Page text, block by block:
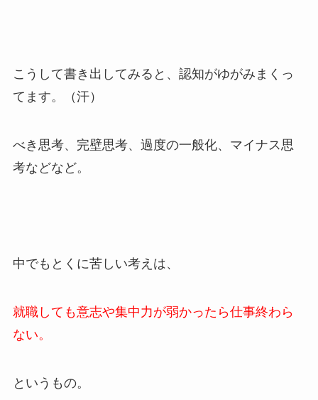
こうして書き出してみると、認知がゆがみまくっ
てます。（汗）
べき思考、完壁思考、過度の一般化、マイナス思
考などなど。
中でもとくに苦しい考えは、
就職しても意志や集中力が弱かったら仕事終わら
ない。
というもの。